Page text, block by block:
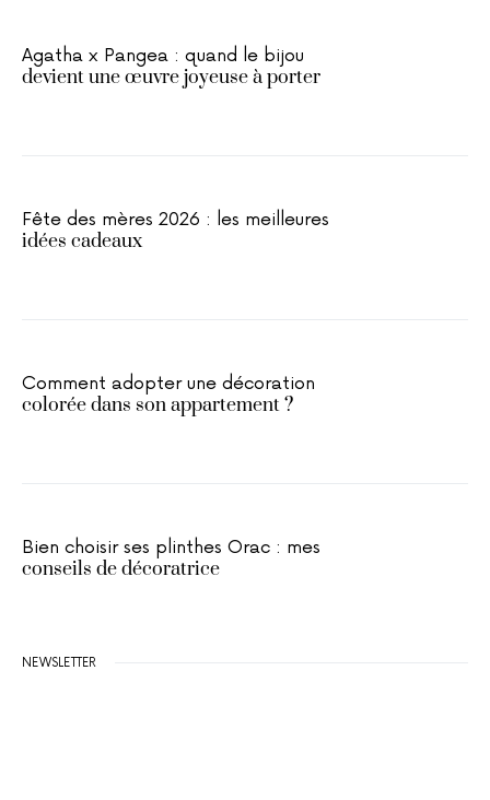
Agatha x Pangea : quand le bijou
devient une œuvre joyeuse à porter
Fête des mères 2026 : les meilleures
idées cadeaux
Comment adopter une décoration
colorée dans son appartement ?
Bien choisir ses plinthes Orac : mes
conseils de décoratrice
NEWSLETTER